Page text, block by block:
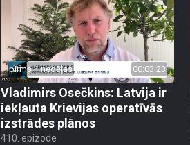
pirms 1 nedēļas 00:03:23
Vladimirs Osečkins: Latvija ir
iekļauta Krievijas operatīvās
izstrādes plānos
410. epizode